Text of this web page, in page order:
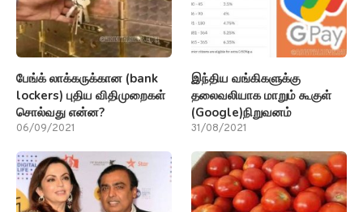
பேங்க் லாக்கருக்கான (bank
lockers) புதிய விதிமுறைகள்
சொல்வது என்ன?
06/09/2021
இந்திய வங்கிகளுக்கு
தலைவலியாக மாறும் கூகுள்
(Google)நிறுவனம்
31/08/2021